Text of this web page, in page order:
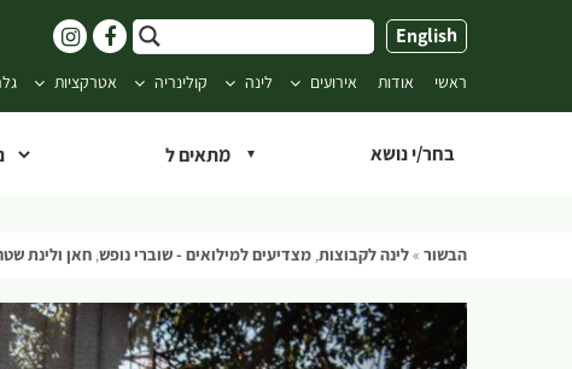
English
ראשי אודות אירועים לינה קולינריה אטרקציות
בחר/י נושא
הבשור »לינה לקבוצות, מצדיעים למילואים - שוברי נופש, חאן ולינת